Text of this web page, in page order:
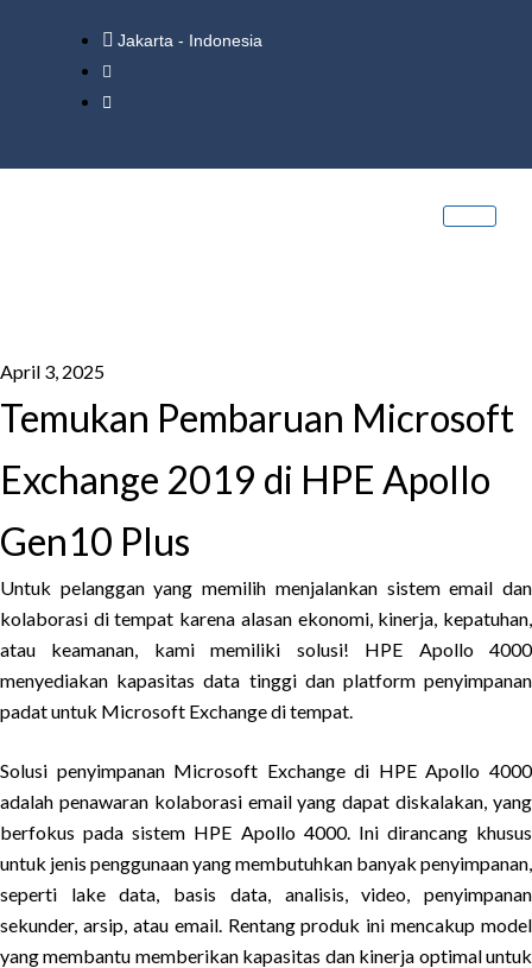
Jakarta - Indonesia
April 3, 2025
Temukan Pembaruan Microsoft
Exchange 2019 di HPE Apollo
Gen10 Plus
Untuk pelanggan yang memilih menjalankan sistem email dan
kolaborasi di tempat karena alasan ekonomi, kinerja, kepatuhan,
atau keamanan, kami memiliki solusi! HPE Apollo 4000
menyediakan kapasitas data tinggi dan platform penyimpanan
padat untuk Microsoft Exchange di tempat.
Solusi penyimpanan Microsoft Exchange di HPE Apollo 4000
adalah penawaran kolaborasi email yang dapat diskalakan, yang
berfokus pada sistem HPE Apollo 4000. Ini dirancang khusus
untuk jenis penggunaan yang membutuhkan banyak penyimpanan,
seperti lake data, basis data, analisis, video, penyimpanan
sekunder, arsip, atau email. Rentang produk ini mencakup model
yang membantu memberikan kapasitas dan kinerja optimal untuk